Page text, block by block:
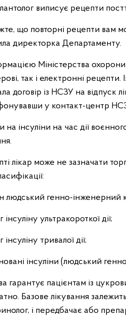
виписує рецепти
що повторні рецепти вам
директорка Департаменту.
Міністерства
так і електронні
договір із НСЗУ на відпуск
у контакт-центр
на інсуліни на час дії
лікар може не зазначати
людський генно-інженерний
інсуліну ультракороткої дії;
інсуліну тривалої дії;
інсуліни (людський
гарантує пацієнтам із
Базове лікування
і передбачає або